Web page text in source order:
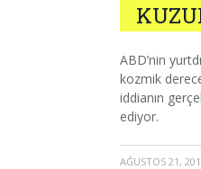
ABD’nin
kozmik
iddianın
ediyor.
AĞUSTOS 21,